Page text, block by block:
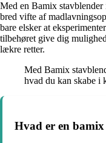
Med en Bamix
bred vifte af
bare elsker at
tilbehøret give dig
lækre retter.
Med Bamix
hvad du kan skabe i
Hvad er en